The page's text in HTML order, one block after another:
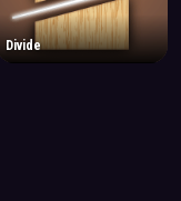
Divide